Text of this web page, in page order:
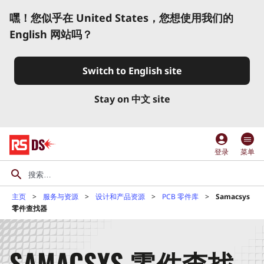
嘿！您似乎在 United States，您想使用我们的
English 网站吗？
Switch to English site
Stay on 中文 site
account_circle
登录 菜单
主页 服务与资源 设计和产品资源 PCB 零件库
Samacsys
零件查找器